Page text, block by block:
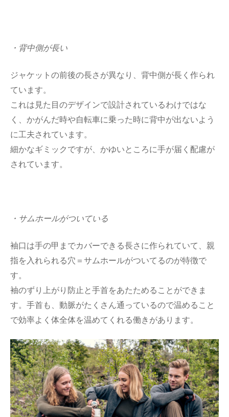
・背中側が長い
ジャケットの前後の長さが異なり、背中側が長く作られ
ています。
これは見た目のデザインで設計されているわけではな
く、かがんだ時や自転車に乗った時に背中が出ないよう
に工夫されています。
細かなギミックですが、かゆいところに手が届く配慮が
されています。
・サムホールがついている
袖口は手の甲までカバーできる長さに作られていて、親
指を入れられる穴＝サムホールがついてるのが特徴で
す。
袖のずり上がり防止と手首をあたためることができま
す。手首も、動脈がたくさん通っているので温めること
で効率よく体全体を温めてくれる働きがあります。